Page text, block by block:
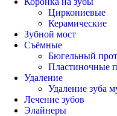
Циркониевые
Керамические
Зубной мост
Съёмные
Бюгельный
Пластиночные
Удаление
Удаление зуба
Лечение зубов
Элайнеры